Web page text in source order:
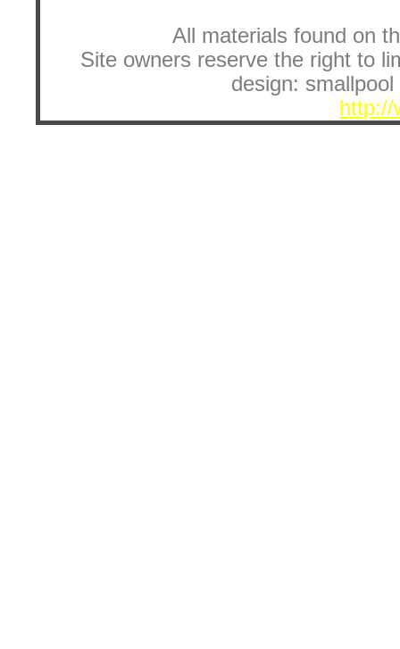
All materials found on
Site owners reserve the right to
design:
http://